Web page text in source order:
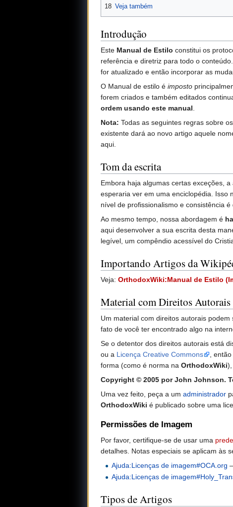
18 Veja também
Introdução
Este Manual de Estilo constitui os
referência e diretriz para todo o
for atualizado e então incorporar as
O Manual de estilo é imposto
forem criados e também editados
ordem usando este manual.
Nota: Todas as seguintes regras sobre
existente dará ao novo artigo aquele
aqui.
Tom da escrita
Embora haja algumas certas exceções,
esperaria ver em uma enciclopédia. Isso
nível de profissionalismo e consistência é
Ao mesmo tempo, nossa abordagem é
aqui desenvolver a sua escrita desta
legível, um compêndio acessível do
Importando Artigos da
Veja: OrthodoxWiki:Manual de Estilo
Material com Direitos Autorais
Um material com direitos autorais
fato de você ter encontrado algo na
Se o detentor dos direitos autorais está
ou a Licença Creative Commons
,
forma (como é norma na OrthodoxWiki
Copyright © 2005 por John Johnson.
Uma vez feito, peça a um administrador
OrthodoxWiki é publicado sobre uma
Permissões de Imagem
Por favor, certifique-se de usar uma
detalhes. Notas especiais se aplicam às
Ajuda:Licenças de imagem#OCA.org
Ajuda:Licenças de
Tipos de Artigos